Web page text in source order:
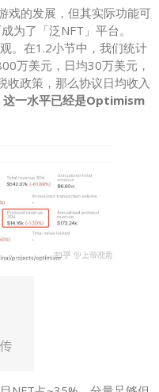
戏的发展，但其实际功能可
为了「泛NFT」平台。
。在1.2小节中，我们统计
万美元，日均30万美元，
收政策，那么协议日均收入
这一水平已经是Optimism